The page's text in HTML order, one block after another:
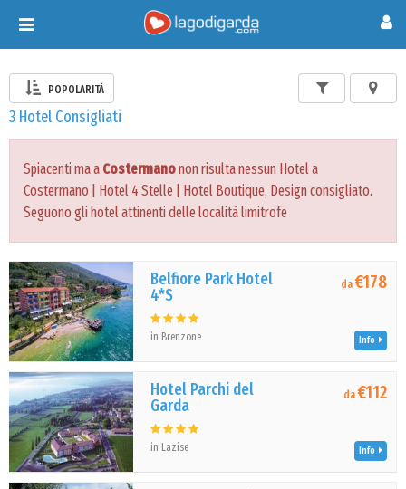
Toggle
navigation
POPOLARITÀ
3 Hotel Consigliati
Spiacenti ma a Costermanonon risulta nessun Hotel a
Costermano | Hotel 4 Stelle | Hotel Boutique, Design consigliato.
Seguono gli hotel attinenti delle località limitrofe
Belfiore Park Hotel
4*S
in Brenzone
da€178
Info
Hotel Parchi del
Garda
in Lazise
da€112
Info